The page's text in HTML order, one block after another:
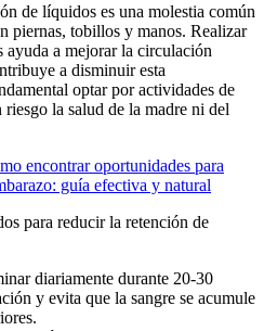
de líquidos es una molestia común
piernas, tobillos y manos. Realizar
ayuda a mejorar la circulación
a disminuir esta
optar por actividades de
la salud de la madre ni del
encontrar oportunidades para
guía efectiva y natural
para reducir la retención de
diariamente durante 20-30
y evita que la sangre se acumule